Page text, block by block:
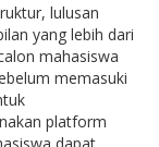
lulusan
yang lebih dari
mahasiswa
memasuki
platform
dapat